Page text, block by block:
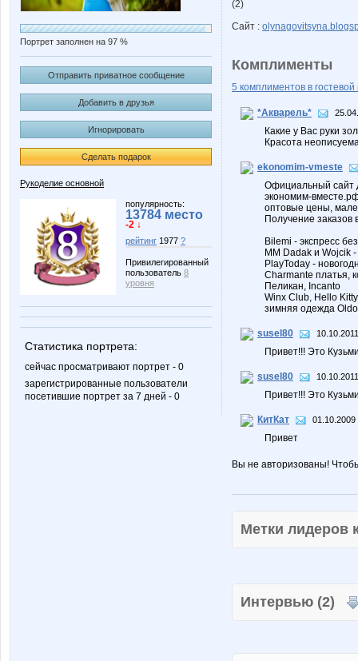
Портрет заполнен на 97 %
Отправить приватное сообщение
Добавить в друзья
Игнорировать
Сделать подарок
Рукоделие основной
популярность:
13784 место
-2 ↓
рейтинг 1977 ?
Привилегированный
пользователь 8
уровня
Статистика портрета:
сейчас просматривают портрет - 0
зарегистрированные пользователи
посетившие портрет за 7 дней - 0
(2)
Сайт :
Комплименты
5 комплиментов в гостевой
*Акварель*
Какие у Вас руки
Красота
ekonomim-vmeste
Официальный сайт
экономим-
оптовые цены,
Получение заказов
Bilemi - экспресс
MM Dadak и Wojcik
PlayToday -
Charmante платья,
Пеликан, Incanto
Winx Club, Hello
зимняя одежда
susel80
Привет!!! Это
susel80
Привет!!! Это
КитКат 01.10.2009
Привет
Вы не авторизованы!
Метки
Интервью (2)